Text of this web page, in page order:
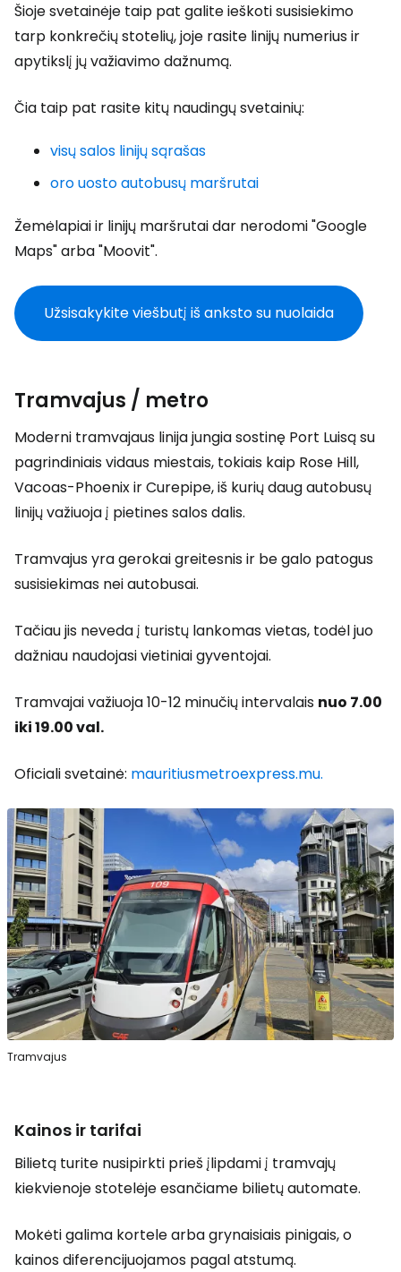
Šioje svetainėje taip pat galite ieškoti susisiekimo
tarp konkrečių stotelių, joje rasite linijų numerius ir
apytikslį jų važiavimo dažnumą.
Čia taip pat rasite kitų naudingų svetainių:
visų salos linijų sąrašas
oro uosto autobusų maršrutai
Žemėlapiai ir linijų maršrutai dar nerodomi "Google
Maps" arba "Moovit".
Užsisakykite viešbutį iš anksto su nuolaida
Tramvajus / metro
Moderni tramvajaus linija jungia sostinę Port Luisą su
pagrindiniais vidaus miestais, tokiais kaip Rose Hill,
Vacoas-Phoenix ir Curepipe, iš kurių daug autobusų
linijų važiuoja į pietines salos dalis.
Tramvajus yra gerokai greitesnis ir be galo patogus
susisiekimas nei autobusai.
Tačiau jis neveda į turistų lankomas vietas, todėl juo
dažniau naudojasi vietiniai gyventojai.
Tramvajai važiuoja 10-12 minučių intervalais nuo 7.00
iki 19.00 val.
Oficiali svetainė: mauritiusmetroexpress.mu.
Tramvajus
Kainos ir tarifai
Bilietą turite nusipirkti prieš įlipdami į tramvajų
kiekvienoje stotelėje esančiame bilietų automate.
Mokėti galima kortele arba grynaisiais pinigais, o
kainos diferencijuojamos pagal atstumą.